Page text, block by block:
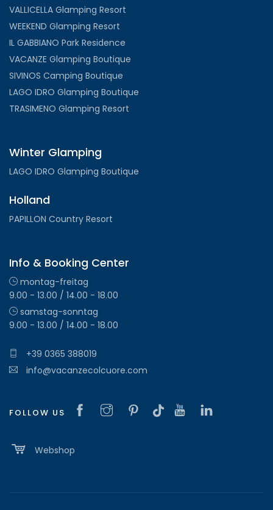
VALLICELLA Glamping Resort
WEEKEND Glamping Resort
IL GABBIANO Park Residence
VACANZE Glamping Boutique
SIVINOS Camping Boutique
LAGO IDRO Glamping Boutique
TRASIMENO Glamping Resort
Winter Glamping
LAGO IDRO Glamping Boutique
Holland
PAPILLON Country Resort
Info & Booking Center
montag-freitag
9.00 - 13.00 / 14.00 - 18.00
samstag-sonntag
9.00 - 13.00 / 14.00 - 18.00
+39 0365 388019
info@vacanzecolcuore.com
FOLLOW US
Webshop